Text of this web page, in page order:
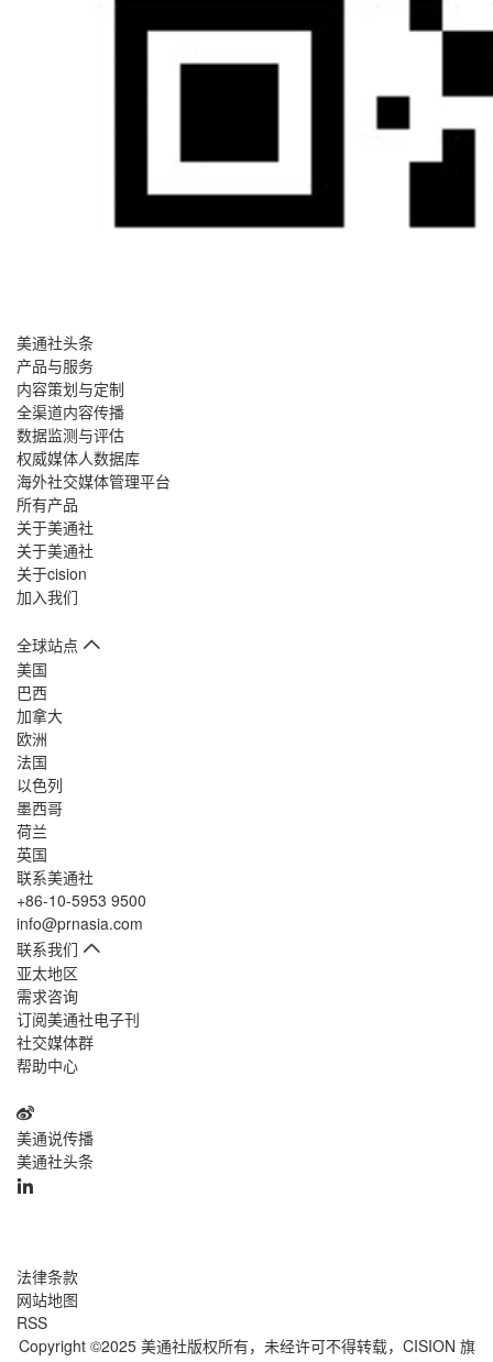
美通社头条
产品与服务
内容策划与定制
全渠道内容传播
数据监测与评估
权威媒体人数据库
海外社交媒体管理平台
所有产品
关于美通社
关于美通社
关于cision
加入我们
全球站点
美国
巴西
加拿大
欧洲
法国
以色列
墨西哥
荷兰
英国
联系美通社
+86-10-5953 9500
info@prnasia.com
联系我们
亚太地区
需求咨询
订阅美通社电子刊
社交媒体群
帮助中心
美通说传播
美通社头条
法律条款
网站地图
RSS
Copyright ©2025 美通社版权所有，未经许可不得转载， CISION 旗